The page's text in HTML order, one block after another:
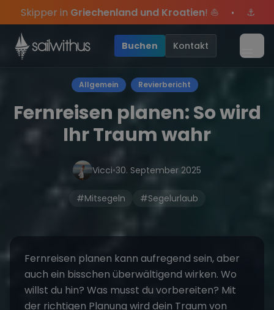
Skip to content
und Kroatien! ⛵ • ⚓Sommer-Special
: Mit
Sichere Dir jetztDein Meilenbuch und Deine
Angebote mehr Sowie20€ Rabatt auf deinen
Jahres, sei dabei. Season Closing Party 2026!
Buchen Kontakt
Allgemein Revierbericht
Fernreisen planen: So wird
Ihr Traum wahr
Vicci•30. September 2025
#Mitsegeln #Segelurlaub
Fernreisen planen kann aufregend sein, aber
auch ein bisschen überwältigend wirken. Wo
willst du hin? Was musst du vorbereiten? Mit
der richtigen Planung wird dein Traum von